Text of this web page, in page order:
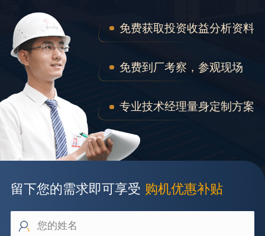
免费获取投资收益分析资料
免费到厂考察，参观现场
专业技术经理量身定制方案
留下您的需求即可享受 购机优惠补贴